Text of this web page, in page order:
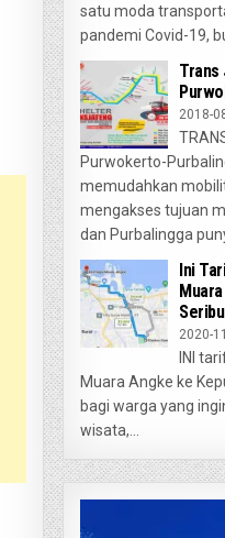
satu moda
pandemi Covid-19,
Trans
2018-
Purwokerto-
memudahkan
mengakses tujuan
dan Purbalingga
Ini
Seribu
2020-
INI
Muara Angke ke
bagi warga yang
wisata,...